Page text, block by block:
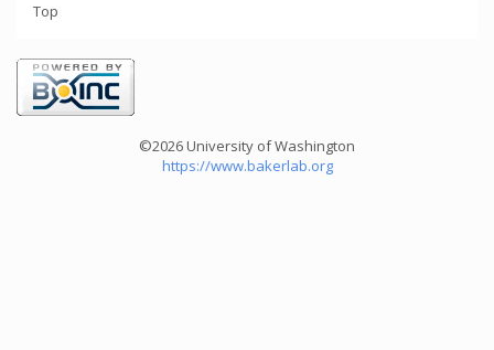
Top
©2026 University of Washington
https://www.bakerlab.org